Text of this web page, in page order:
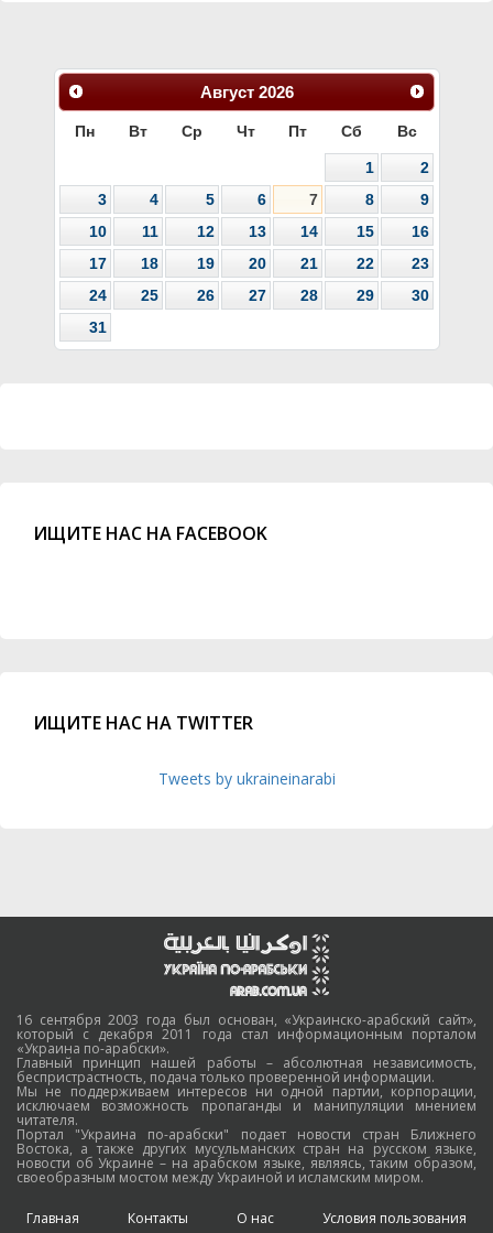
Август 2026
Пн Вт Ср Чт Пт Сб Вс
1
2
3
4 5 6 7 8
9
10
11 12 13 14 15
16
17
18 19 20 21 22
23
24
25 26 27 28 29
30
31
ИЩИТЕ НАС НА FACEBOOK
ИЩИТЕ НАС НА TWITTER
Tweets by ukraineinarabi
16 сентября 2003 года был основан, «Украинско-арабский сайт»,
который с декабря 2011 года стал информационным порталом
«Украина по-арабски».
Главный принцип нашей работы – абсолютная независимость,
беспристрастность, подача только проверенной информации.
Мы не поддерживаем интересов ни одной партии, корпорации,
исключаем возможность пропаганды и манипуляции мнением
читателя.
Портал "Украина по-арабски" подает новости стран Ближнего
Востока, а также других мусульманских стран на русском языке,
новости об Украине – на арабском языке, являясь, таким образом,
своеобразным мостом между Украиной и исламским миром.
Главная Контакты О нас Условия пользования